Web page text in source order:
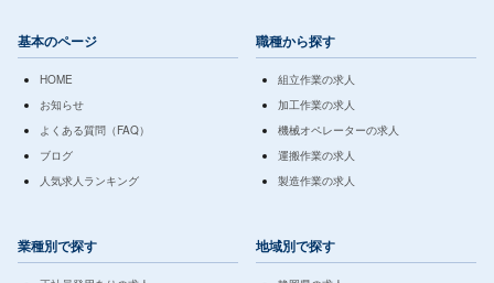
基本のページ
HOME
お知らせ
よくある質問（FAQ）
ブログ
人気求人ランキング
職種から探す
組立作業の求人
加工作業の求人
機械オペレーターの求人
運搬作業の求人
製造作業の求人
業種別で探す 地域別で探す